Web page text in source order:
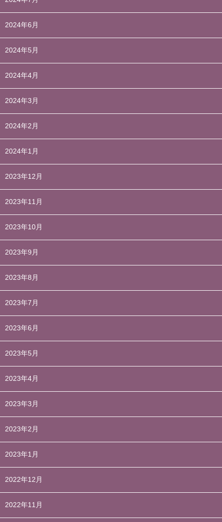
2024年6月
2024年5月
2024年4月
2024年3月
2024年2月
2024年1月
2023年12月
2023年11月
2023年10月
2023年9月
2023年8月
2023年7月
2023年6月
2023年5月
2023年4月
2023年3月
2023年2月
2023年1月
2022年12月
2022年11月